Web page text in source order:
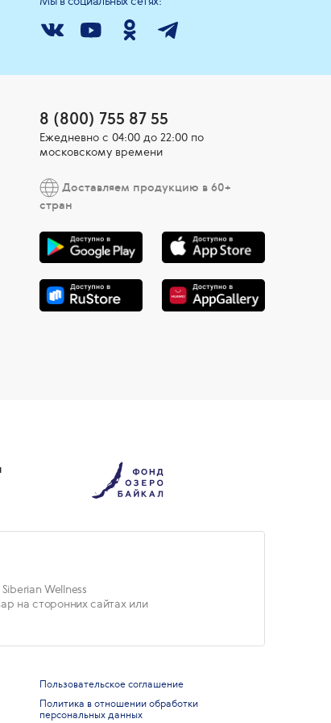
8 (800) 755 87 55
Ежедневно c 04:00 до 22:00 по
московскому времени
Доставляем продукцию в 60+
стран
Siberian Wellness
на сторонних сайтах или
Пользовательское соглашение
Политика в отношении обработки
персональных данных